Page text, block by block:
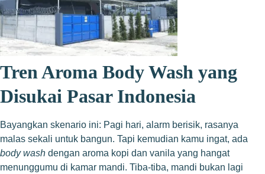
Tren Aroma Body Wash yang
Disukai Pasar Indonesia
Bayangkan skenario ini: Pagi hari, alarm berisik, rasanya
malas sekali untuk bangun. Tapi kemudian kamu ingat, ada
body wash dengan aroma kopi dan vanila yang hangat
menunggumu di kamar mandi. Tiba-tiba, mandi bukan lagi